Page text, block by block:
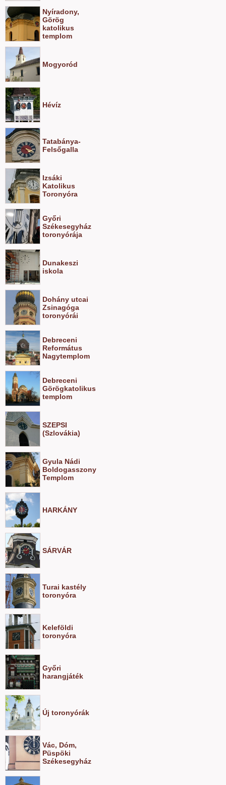
Nyíradony,
Görög
katolikus
templom
Mogyoród
Hévíz
Tatabánya-
Felsőgalla
Izsáki
Katolikus
Toronyóra
Győri
Székesegyház
toronyórája
Dunakeszi
iskola
Dohány utcai
Zsinagóga
toronyórái
Debreceni
Református
Nagytemplom
Debreceni
Görögkatolikus
templom
SZEPSI
(Szlovákia)
Gyula Nádi
Boldogasszony
Templom
HARKÁNY
SÁRVÁR
Turai kastély
toronyóra
Keleföldi
toronyóra
Győri
harangjáték
Új toronyórák
Vác, Dóm,
Püspöki
Székesegyház